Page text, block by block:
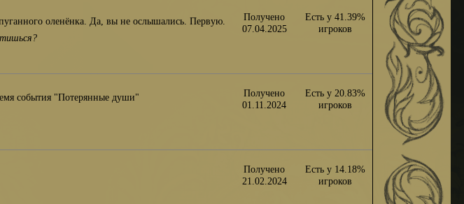
оленёнка. Да, вы не ослышались. Первую.
Получено
07.04.2025
Есть у 41.39%
игроков
события "Потерянные души"
Получено
01.11.2024
Есть у 20.83%
игроков
Получено
21.02.2024
Есть у 14.18%
игроков